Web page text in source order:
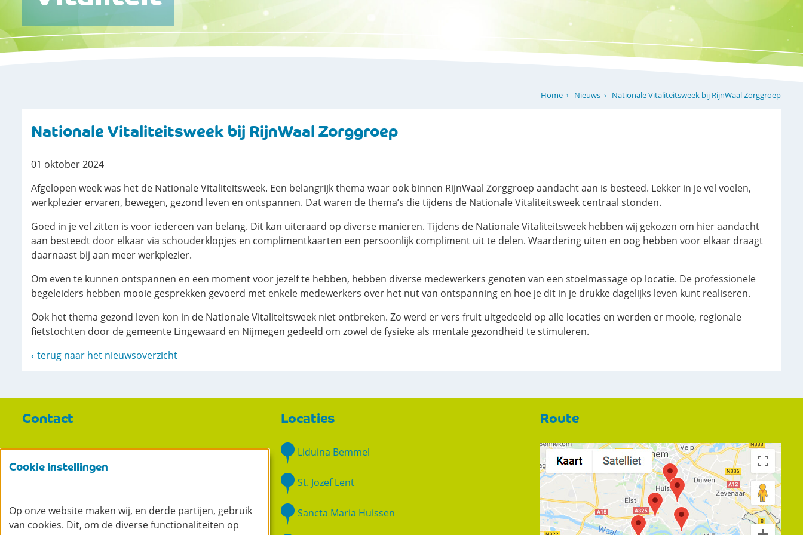
Home Nieuws Nationale Vitaliteitsweek bij RijnWaal Zorggroep
Nationale Vitaliteitsweek bij RijnWaal Zorggroep
01 oktober 2024
Afgelopen week was het de Nationale Vitaliteitsweek. Een belangrijk thema waar ook binnen RijnWaal Zorggroep aandacht aan is besteed. Lekker in je vel voelen,
werkplezier ervaren, bewegen, gezond leven en ontspannen. Dat waren de thema’s die tijdens de Nationale Vitaliteitsweek centraal stonden.
Goed in je vel zitten is voor iedereen van belang. Dit kan uiteraard op diverse manieren. Tijdens de Nationale Vitaliteitsweek hebben wij gekozen om hier aandacht
aan besteedt door elkaar via schouderklopjes en complimentkaarten een persoonlijk compliment uit te delen. Waardering uiten en oog hebben voor elkaar draagt
daarnaast bij aan meer werkplezier.
Om even te kunnen ontspannen en een moment voor jezelf te hebben, hebben diverse medewerkers genoten van een stoelmassage op locatie. De professionele
begeleiders hebben mooie gesprekken gevoerd met enkele medewerkers over het nut van ontspanning en hoe je dit in je drukke dagelijks leven kunt realiseren.
Ook het thema gezond leven kon in de Nationale Vitaliteitsweek niet ontbreken. Zo werd er vers fruit uitgedeeld op alle locaties en werden er mooie, regionale
fietstochten door de gemeente Lingewaard en Nijmegen gedeeld om zowel de fysieke als mentale gezondheid te stimuleren.
terug naar het nieuwsoverzicht
Contact
Bezoekadres: Kloosterplein 4, 6691 CX Gendt
0481 470 600
Email:
info@rijnwaal.nl
Locaties
Liduina Bemmel
St. Jozef Lent
Sancta Maria Huissen
Route
Cookie instellingen
Op onze website maken wij, en derde partijen, gebruik
van cookies. Dit, om de diverse functionaliteiten op